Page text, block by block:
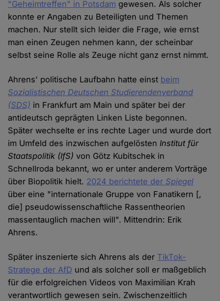
"Geheimtreffen" in Potsdam gewesen. Als solcher
konnte er Angaben zu Beteiligten und Themen
machen. Nur stellt sich leider die Frage, wie ernst
man einen Zeugen nehmen kann, der scheinbar
selbst seine Rolle als Zeuge nicht ganz ernst nimmt.
Ahrens' politische Laufbahn hatte einst beim
Sozialistischen Deutschen Studierendenverband
(SDS) in Frankfurt am Main und später bei der
antideutsch geprägten Linken Liste begonnen.
Später wechselte er ins rechte Lager und wurde dort
im Umfeld des inzwischen aufgelöstenInstitut für
Staatspolitik (IfS) von Götz Kubitschek in
Schnellroda bekannt, wo er unter anderem Vorträge
über Biopolitik hielt. 2024 berichtete der Spiegel
über eine "internationale Gruppe von Fanatikern [,
die] pseudowissenschaftliche Rassentheorien
massentauglich machen will". Mittendrin: Erik
Ahrens.
Später inszenierte sich Ahrens als der TikTok-
Stratege der AfD und als solcher soll er maßgeblich
für die erfolgreichen Videos von Maximilian Krah
verantwortlich gewesen sein. Zwischenzeitlich